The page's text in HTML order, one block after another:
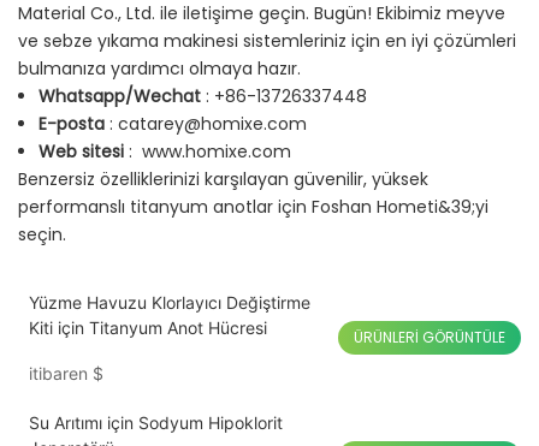
Material Co., Ltd. ile iletişime geçin. Bugün! Ekibimiz meyve
ve sebze yıkama makinesi sistemleriniz için en iyi çözümleri
bulmanıza yardımcı olmaya hazır.
Whatsapp/Wechat : +86-13726337448
E-posta : catarey@homixe.com
Web sitesi : www.homixe.com
Benzersiz özelliklerinizi karşılayan güvenilir, yüksek
performanslı titanyum anotlar için Foshan Hometi&39;yi
seçin.
Yüzme Havuzu Klorlayıcı Değiştirme
Kiti için Titanyum Anot Hücresi
itibaren $
ÜRÜNLERI GÖRÜNTÜLE
Su Arıtımı için Sodyum Hipoklorit